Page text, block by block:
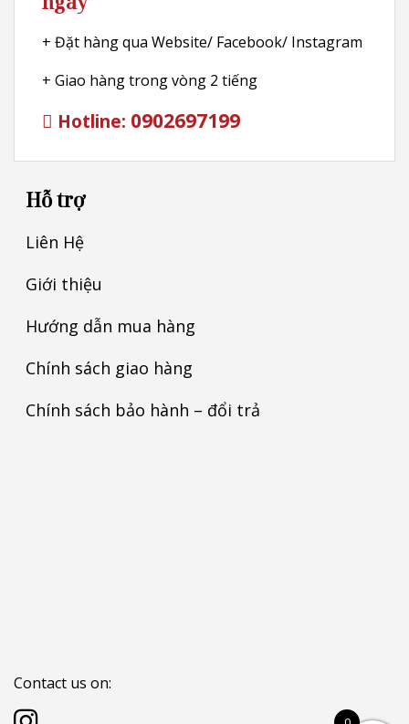
+ Đặt hàng qua Website/ Facebook/ Instagram
+ Giao hàng trong vòng 2 tiếng
Hotline: 0902697199
Hỗ trợ
Liên Hệ
Giới thiệu
Hướng dẫn mua hàng
Chính sách giao hàng
Chính sách bảo hành – đổi trả
Contact us on: